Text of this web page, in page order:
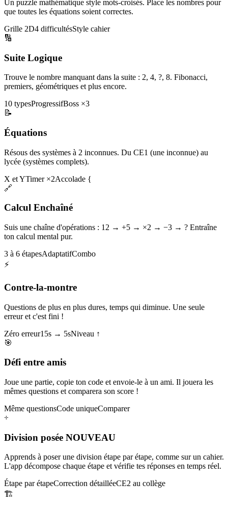
Un puzzle mathématique style mots-croisés. Place les nombres pour
que toutes les équations soient correctes.
Grille 2D4 difficultésStyle cahier
🔢
Suite Logique
Trouve le nombre manquant dans la suite : 2, 4, ?, 8. Fibonacci,
premiers, géométriques et plus encore.
10 typesProgressifBoss ×3
📝
Équations
Résous des systèmes à 2 inconnues. Du CE1 (une inconnue) au
lycée (systèmes complets).
X et YTimer ×2Accolade {
🔗
Calcul Enchaîné
Suis une chaîne d'opérations : 12 → +5 → ×2 → −3 → ? Entraîne
ton calcul mental pur.
3 à 6 étapesAdaptatifCombo
⚡
Contre-la-montre
Questions de plus en plus dures, temps qui diminue. Une seule
erreur et c'est fini !
Zéro erreur15s → 5sNiveau ↑
🎯
Défi entre amis
Joue une partie, copie ton code et envoie-le à un ami. Il jouera les
mêmes questions et comparera son score !
Même questionsCode uniqueComparer
÷
Division posée NOUVEAU
Apprends à poser une division étape par étape, comme sur un cahier.
L'app décompose chaque étape et vérifie tes réponses en temps réel.
Étape par étapeCorrection détailléeCE2 au collège
🏗️